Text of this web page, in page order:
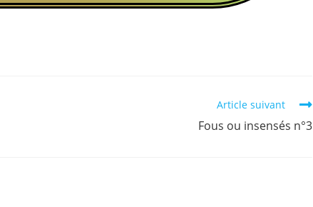
Article suivant
Fous ou insensés n°3